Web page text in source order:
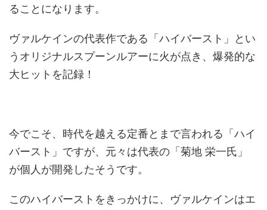
ることになります。
ヴァルケインの代表作である「ハイバースト」とい
うオリジナルスプーンルアーに火が点き、爆発的な
大ヒットを記録！
今でこそ、時代を越える定番とまで言われる「ハイ
バースト」ですが、元々は代表の「菊地 栄一氏」
が個人が開発したそうです。
このハイバーストをきっかけに、ヴァルケインはエ